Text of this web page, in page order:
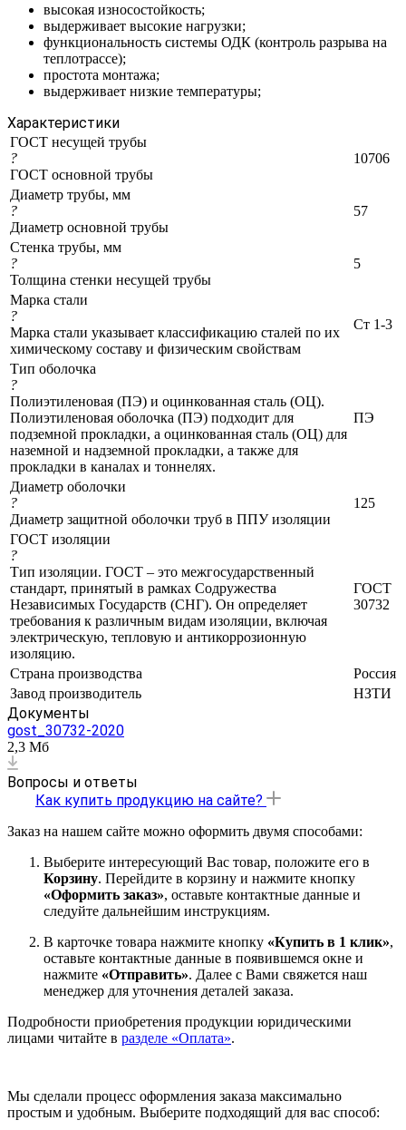
высокая износостойкость;
выдерживает высокие нагрузки;
функциональность системы ОДК (контроль разрыва на
теплотрассе);
простота монтажа;
выдерживает низкие температуры;
Характеристики
ГОСТ несущей трубы
?
ГОСТ основной трубы
10706
Диаметр трубы, мм
?
Диаметр основной трубы
57
Стенка трубы, мм
?
Толщина стенки несущей трубы
5
Марка стали
?
Марка стали указывает классификацию сталей по их
химическому составу и физическим свойствам
Ст 1-3
Тип оболочка
?
Полиэтиленовая (ПЭ) и оцинкованная сталь (ОЦ).
Полиэтиленовая оболочка (ПЭ) подходит для
подземной прокладки, а оцинкованная сталь (ОЦ) для
наземной и надземной прокладки, а также для
прокладки в каналах и тоннелях.
ПЭ
Диаметр оболочки
?
Диаметр защитной оболочки труб в ППУ изоляции
125
ГОСТ изоляции
?
Тип изоляции. ГОСТ – это межгосударственный
стандарт, принятый в рамках Содружества
Независимых Государств (СНГ). Он определяет
требования к различным видам изоляции, включая
электрическую, тепловую и антикоррозионную
изоляцию.
ГОСТ
30732
Страна производства
Россия
Завод производитель
НЗТИ
Документы
gost_30732-2020
2,3 Мб
Вопросы и ответы
Как купить продукцию на сайте?
Заказ на нашем сайте можно оформить двумя способами:
Выберите интересующий Вас товар, положите его в
Корзину. Перейдите в корзину и нажмите кнопку
«Оформить заказ», оставьте контактные данные и
следуйте дальнейшим инструкциям.
В карточке товара нажмите кнопку «Купить в 1 клик»,
оставьте контактные данные в появившемся окне и
нажмите «Отправить». Далее с Вами свяжется наш
менеджер для уточнения деталей заказа.
Подробности приобретения продукции юридическими
лицами читайте в разделе «Оплата».
Мы сделали процесс оформления заказа максимально
простым и удобным. Выберите подходящий для вас способ: